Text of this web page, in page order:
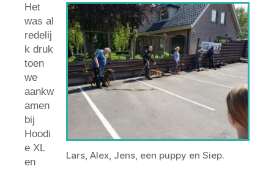
Lars, Alex, Jens, een puppy en Siep.
Het
was al
redelij
k druk
toen
we
aankw
amen
bij
Hoodi
e XL
en